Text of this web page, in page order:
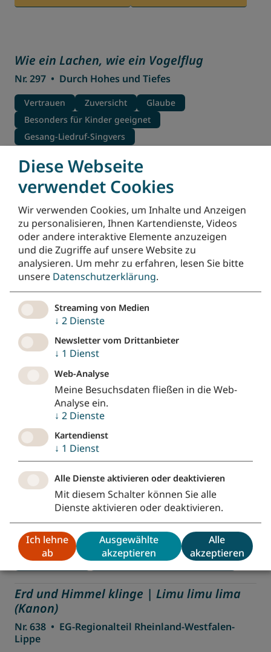
Wie ein Lachen, wie ein Vogelflug
Nr. 297 • Durch Hohes und Tiefes
Vertrauen Zuversicht
Glaube
Besonders für Kinder geeignet
Gesang-Liedruf-Singvers
Vom Anfang bis zum Ende (Immer und
überall)
Taufe
Taufgedächtnis/Tauferinnerung
Sendung/Segen
Segen
Besonders für Kinder geeignet
Kehrvers-Lied
Gesang-Liedruf-Singvers
Hinneh ma tov | Schön ist's, wenn Brüder
und Schwestern (Kanon)
Nr. 71 • Singt von Hoffnung
Frieden
Vom Himmel hoch, o Engel, kommt
• EG-Regionalteil Bayern-Thüringen
Himmel Frieden
Besonders für Kinder geeignet
Komm, Heilger Geist, mit deiner Kraft
Singt von Hoffnung
Konfirmation
Liebe (Nächstenliebe)
Kehrvers-Lied
Besonders für Kinder geeignet
Erd und Himmel klinge | Limu limu lima
(Kanon)
Nr. 638 • EG-Regionalteil Rheinland-Westfalen-
Lippe
Diese Webseite
verwendet Cookies
Wir verwenden Cookies, um Inhalte und Anzeigen
zu personalisieren, Ihnen Kartendienste, Videos
oder andere interaktive Elemente anzuzeigen
und die Zugriffe auf unsere Website zu
analysieren. Um mehr zu erfahren, lesen Sie bitte
unsere Datenschutzerklärung.
Streaming von Medien
↓ 2 Dienste
Newsletter vom Drittanbieter
↓ 1 Dienst
Web-Analyse
Meine Besuchsdaten fließen in die Web-
Analyse ein.
↓ 2 Dienste
Kartendienst
↓ 1 Dienst
Alle Dienste aktivieren oder deaktivieren
Mit diesem Schalter können Sie alle
Dienste aktivieren oder deaktivieren.
Ich lehne
ab
Ausgewählte
akzeptieren
Alle
akzeptieren